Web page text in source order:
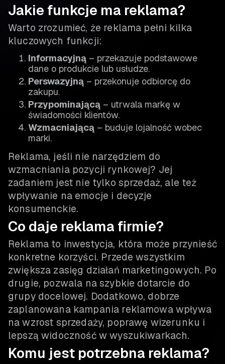
Jakie funkcje ma reklama?
Warto zrozumieć, że reklama pełni kilka
kluczowych funkcji:
Informacyjną – przekazuje podstawowe
dane o produkcie lub usłudze.
Perswazyjną – przekonuje odbiorcę do
zakupu.
Przypominającą – utrwala markę w
świadomości klientów.
Wzmacniającą – buduje lojalność wobec
marki.
Reklama, jeśli nie narzędziem do
wzmacniania pozycji rynkowej? Jej
zadaniem jest nie tylko sprzedaż, ale też
wpływanie na emocje i decyzje
konsumenckie.
Co daje reklama firmie?
Reklama to inwestycja, która może przynieść
konkretne korzyści. Przede wszystkim
zwiększa zasięg działań marketingowych. Po
drugie, pozwala na szybkie dotarcie do
grupy docelowej. Dodatkowo, dobrze
zaplanowana kampania reklamowa wpływa
na wzrost sprzedaży, poprawę wizerunku i
lepszą widoczność w wyszukiwarkach.
Komu jest potrzebna reklama?